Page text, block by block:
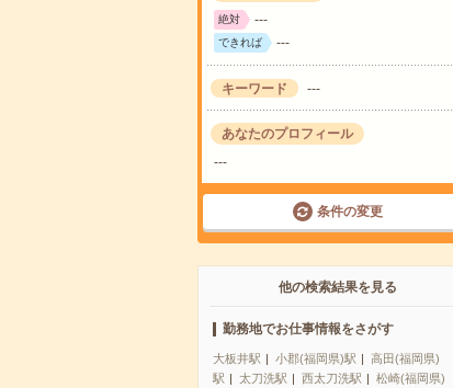
絶対 ---
できれば ---
キーワード ---
あなたのプロフィール
---
条件の変更
他の検索結果を見る
勤務地でお仕事情報をさがす
大板井駅 小郡(福岡県)駅
高田(福岡県)
駅
太刀洗駅 西太刀洗駅
松崎(福岡県)